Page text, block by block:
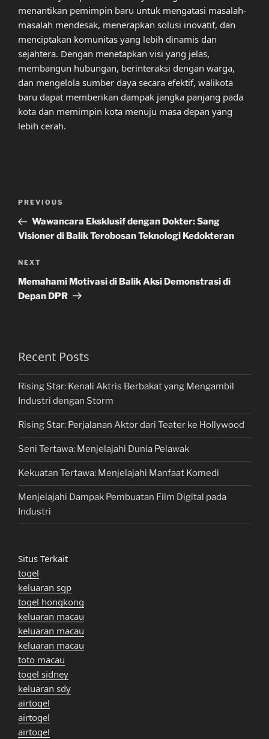
menantikan pemimpin baru untuk mengatasi masalah-
masalah mendesak, menerapkan solusi inovatif, dan
menciptakan komunitas yang lebih dinamis dan
sejahtera. Dengan menetapkan visi yang jelas,
membangun hubungan, berinteraksi dengan warga,
dan mengelola sumber daya secara efektif, walikota
baru dapat memberikan dampak jangka panjang pada
kota dan memimpin kota menuju masa depan yang
lebih cerah.
Previous
Post
PREVIOUS
Wawancara Eksklusif dengan Dokter: Sang
Visioner di Balik Terobosan Teknologi Kedokteran
Next
Post
NEXT
Memahami Motivasi di Balik Aksi Demonstrasi di
Depan DPR
Recent Posts
Rising Star: Kenali Aktris Berbakat yang Mengambil
Industri dengan Storm
Rising Star: Perjalanan Aktor dari Teater ke Hollywood
Seni Tertawa: Menjelajahi Dunia Pelawak
Kekuatan Tertawa: Menjelajahi Manfaat Komedi
Menjelajahi Dampak Pembuatan Film Digital pada
Industri
Situs Terkait
togel
keluaran sgp
togel hongkong
keluaran macau
keluaran macau
keluaran macau
toto macau
togel sidney
keluaran sdy
airtogel
airtogel
airtogel